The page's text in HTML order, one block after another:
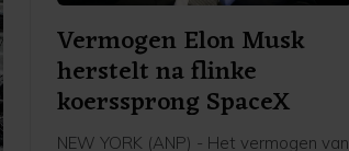
Vermogen Elon Musk
herstelt na flinke
koerssprong SpaceX
NEW YORK (ANP) - Het vermogen van